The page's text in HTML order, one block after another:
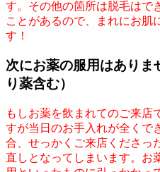
す。その他の箇所は脱毛はで
ことがあるので、まれにお肌
す！
次にお薬の服用はありま
り薬含む）
もしお薬を飲まれてのご来店
すが当日のお手入れが全くで
合、せっかくご来店くださっ
直しとなってしまいます。お